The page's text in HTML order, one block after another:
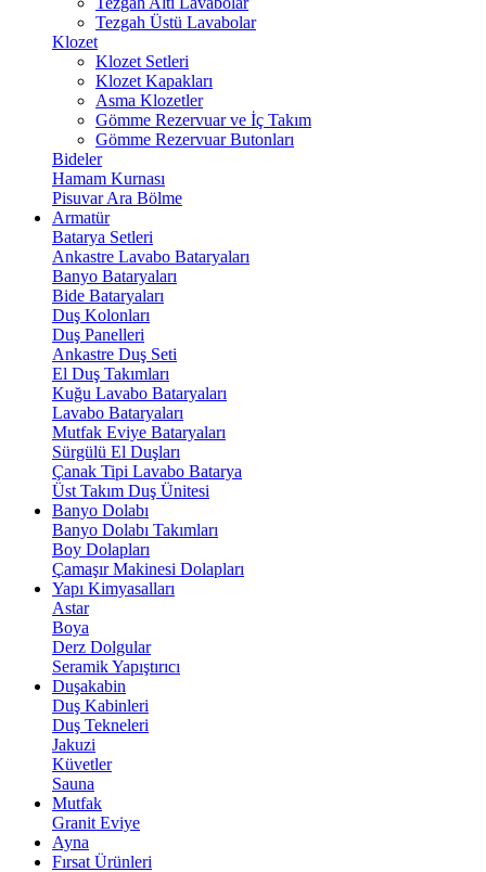
Tezgah Üstü Lavabolar
Klozet
Klozet Setleri
Klozet Kapakları
Asma Klozetler
Gömme Rezervuar ve İç Takım
Gömme Rezervuar Butonları
Bideler
Hamam Kurnası
Pisuvar Ara Bölme
Armatür
Batarya Setleri
Ankastre Lavabo Bataryaları
Banyo Bataryaları
Bide Bataryaları
Duş Kolonları
Duş Panelleri
Ankastre Duş Seti
El Duş Takımları
Kuğu Lavabo Bataryaları
Lavabo Bataryaları
Mutfak Eviye Bataryaları
Sürgülü El Duşları
Çanak Tipi Lavabo Batarya
Üst Takım Duş Ünitesi
Banyo Dolabı
Banyo Dolabı Takımları
Boy Dolapları
Çamaşır Makinesi Dolapları
Yapı Kimyasalları
Astar
Boya
Derz Dolgular
Seramik Yapıştırıcı
Duşakabin
Duş Kabinleri
Duş Tekneleri
Jakuzi
Küvetler
Sauna
Mutfak
Granit Eviye
Ayna
Fırsat Ürünleri